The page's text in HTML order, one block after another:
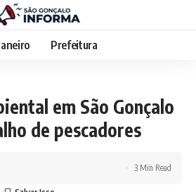
Prefeitura
em São Gonçalo
de pescadores
3 Min Read